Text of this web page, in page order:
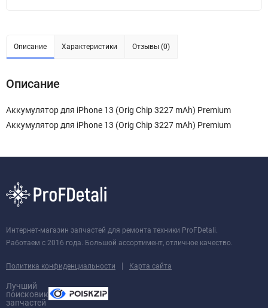
Описание Характеристики Отзывы (0)
Описание
Аккумулятор для iPhone 13 (Orig Chip 3227 mAh) Premium
Аккумулятор для iPhone 13 (Orig Chip 3227 mAh) Premium
Интернет-магазин запчастей для ремонта техники ProFDetali.
Работаем с 2016 года. Большой ассортимент, отличное качество.
Политика конфиденциальности | Карта сайта
Лучший
поисковик
запчастей